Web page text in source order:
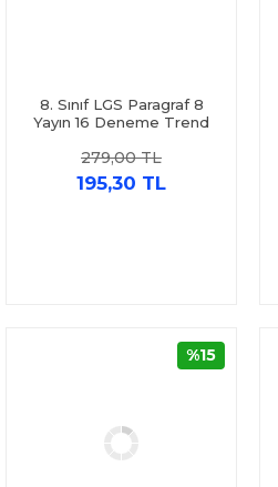
8. Sınıf LGS Paragraf 8
Yayın 16 Deneme Trend
279,00 TL
195,30 TL
%15